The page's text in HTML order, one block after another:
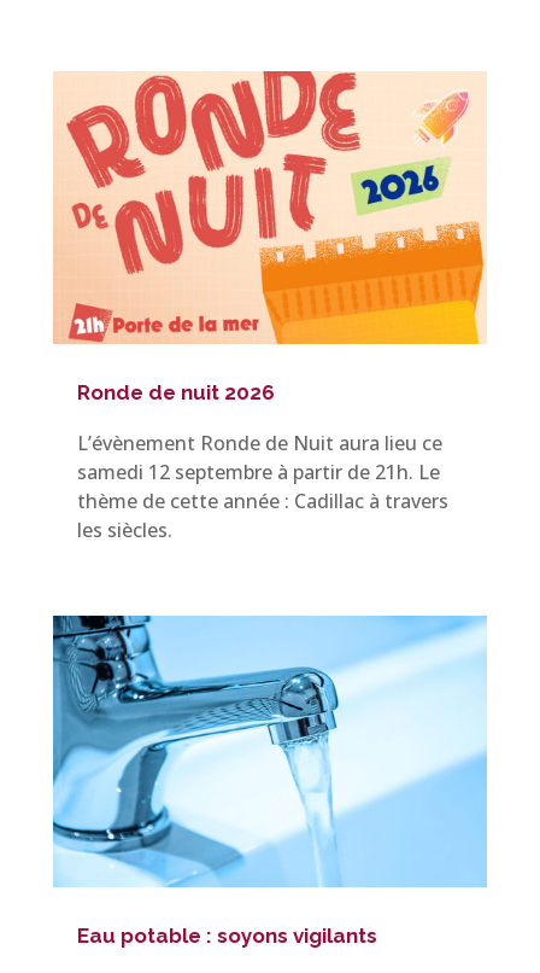
Ronde de nuit 2026
L’évènement Ronde de Nuit aura lieu ce
samedi 12 septembre à partir de 21h. Le
thème de cette année : Cadillac à travers
les siècles.
Eau potable : soyons vigilants